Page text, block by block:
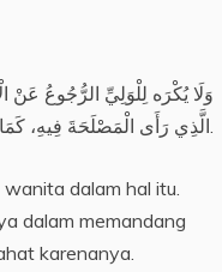
وَلَا يُكْرَه لِلْوَلِيِّ الرُّجُوعُ عَنْ
الَّذِي رَأَى الْمَصْلَحَةَ فِيهِ، كَمَا لَوْ سَاوَمَ فِي بَيْعِ دَارِهَا، ثُمَّ تَبَيَّنَ لَهُ الْمَصْلَحَةُ فِي تَرْكِهَا.
dalam hal itu.
dalam memandang
karenanya.